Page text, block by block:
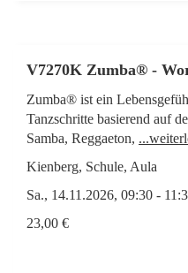
V7270K Zumba® -
Zumba® ist ein
Tanzschritte basierend auf
Samba, Reggaeton,
Kienberg, Schule, Aula
Sa., 14.11.2026, 09:30 -
23,00 €